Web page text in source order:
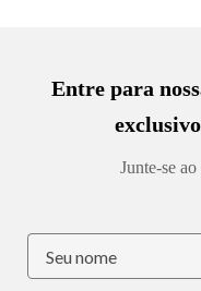
Entre para
Junte-se